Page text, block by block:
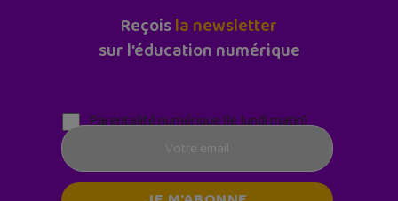
Reçoisla newsletter
sur l'éducation numérique
Parentalité numérique (le lundi matin)